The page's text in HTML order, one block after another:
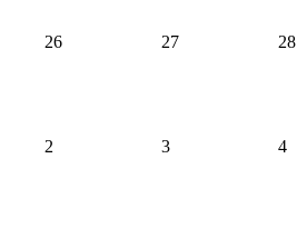
26 27 28
2 3 4